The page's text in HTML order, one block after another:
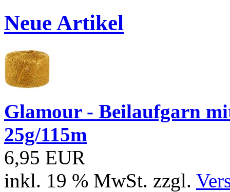
Neue Artikel
Glamour - Beilaufgarn
25g/115m
6,95 EUR
inkl. 19 % MwSt. zzgl.